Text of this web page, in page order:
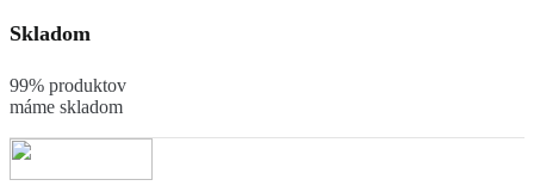
Skladom
99% produktov
máme skladom